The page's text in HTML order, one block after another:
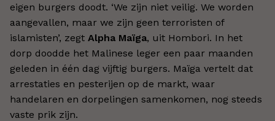
eigen burgers doodt. ‘We zijn niet veilig. We worden
aangevallen, maar we zijn geen terroristen of
islamisten’, zegt Alpha Maïga, uit Hombori. In het
dorp doodde het Malinese leger een paar maanden
geleden in één dag vijftig burgers. Maïga vertelt dat
arrestaties en pesterijen op de markt, waar
handelaren en dorpelingen samenkomen, nog steeds
vaste prik zijn.